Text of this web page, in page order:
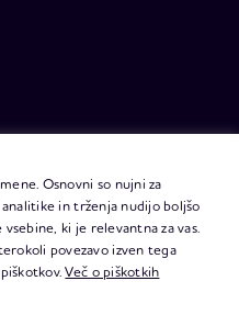
2026
Osnovni so nujni za
in trženja nudijo boljšo
ki je relevantna za vas.
povezavo izven tega
Več o piškotkih